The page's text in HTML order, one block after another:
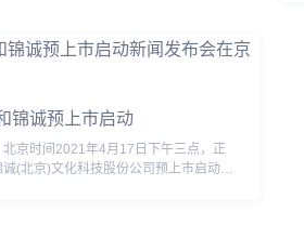
锦诚预上市启动
时间2021年4月17日下午三点，正
诚(北京)文化科技股份公司预上市启动发